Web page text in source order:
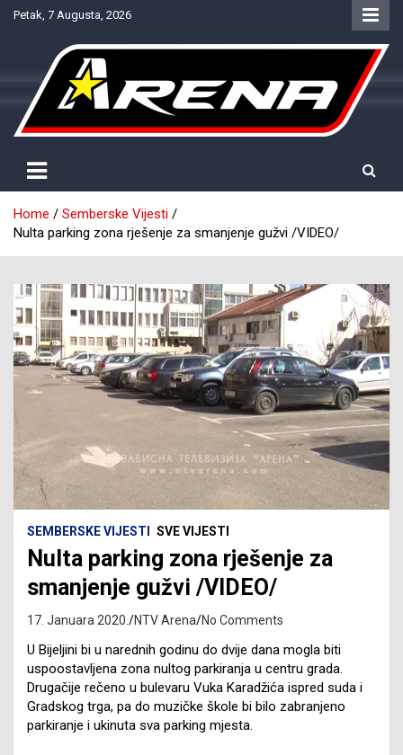
SkipPetak, 7 Augusta, 2026
NTV Arena
Home
Semberske Vijesti
Nulta parking zona rješenje za smanjenje gužvi /VIDEO/
SEMBERSKE VIJESTI SVE VIJESTI
Nulta parking zona rješenje za
smanjenje gužvi /VIDEO/
17. Januara 2020. NTV Arena No Comments
U Bijeljini bi u narednih godinu do dvije dana mogla biti
uspoostavljena zona nultog parkiranja u centru grada.
Drugačije rečeno u bulevaru Vuka Karadžića ispred suda i
Gradskog trga, pa do muzičke škole bi bilo zabranjeno
parkiranje i ukinuta sva parking mjesta.